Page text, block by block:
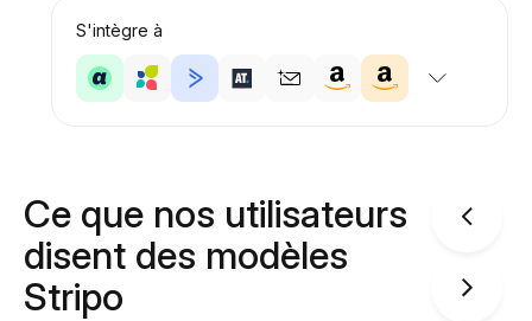
S'intègre à
Ce que nos utilisateurs
disent des modèles
Stripo